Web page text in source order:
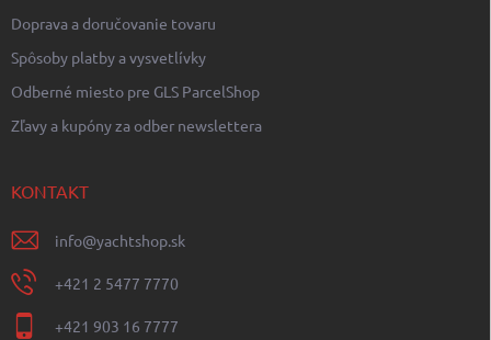
Doprava a doručovanie tovaru
Spôsoby platby a vysvetlívky
Odberné miesto pre GLS ParcelShop
Zľavy a kupóny za odber newslettera
KONTAKT
info@yachtshop.sk
+421 2 5477 7770
+421 903 16 7777